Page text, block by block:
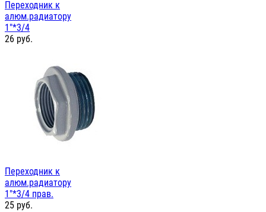
Переходник к
алюм.радиатору
1"*3/4
26 руб.
Переходник к
алюм.радиатору
1"*3/4 прав.
25 руб.